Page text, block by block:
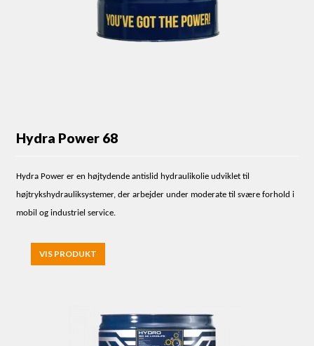
Hydra Power 68
Hydra Power er en højtydende antislid hydraulikolie udviklet til
højtrykshydrauliksystemer, der arbejder under moderate til svære forhold i
mobil og industriel service.
VIS PRODUKT